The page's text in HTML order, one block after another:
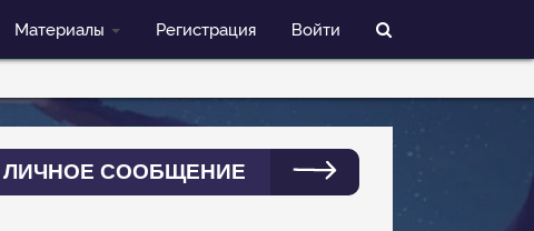
Материалы Регистрация Войти
ЛИЧНОЕ СООБЩЕНИЕ